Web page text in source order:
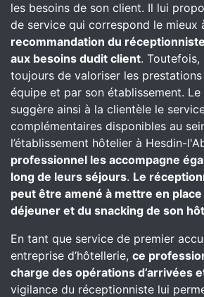
les besoins de son client. Il lui
de service qui correspond le mieux
recommandation du
aux besoins dudit client. Toutefois,
toujours de valoriser les
équipe et par son établissement.
suggère ainsi à la clientèle le
complémentaires disponibles au
l’établissement hôtelier à Hesdin-
professionnel les accompagne
long de leurs séjours. Le
peut être amené à mettre en
déjeuner et du snacking de son
En tant que service de premier
entreprise d’hôtellerie, ce
charge des opérations d’arrivées
vigilance du réceptionniste lui